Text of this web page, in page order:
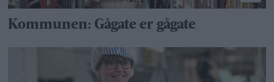
Kommunen: Gågate er gågate